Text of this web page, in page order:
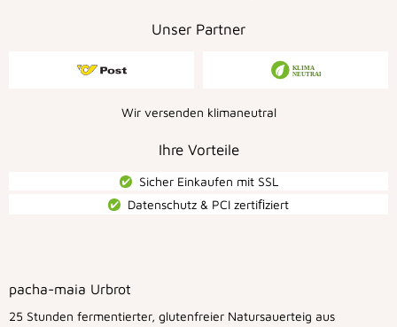
Unser Partner
Wir versenden klimaneutral
Ihre Vorteile
Sicher Einkaufen mit SSL
Datenschutz & PCI zertiﬁziert
pacha-maia Urbrot
25 Stunden fermentierter, glutenfreier Natursauerteig aus